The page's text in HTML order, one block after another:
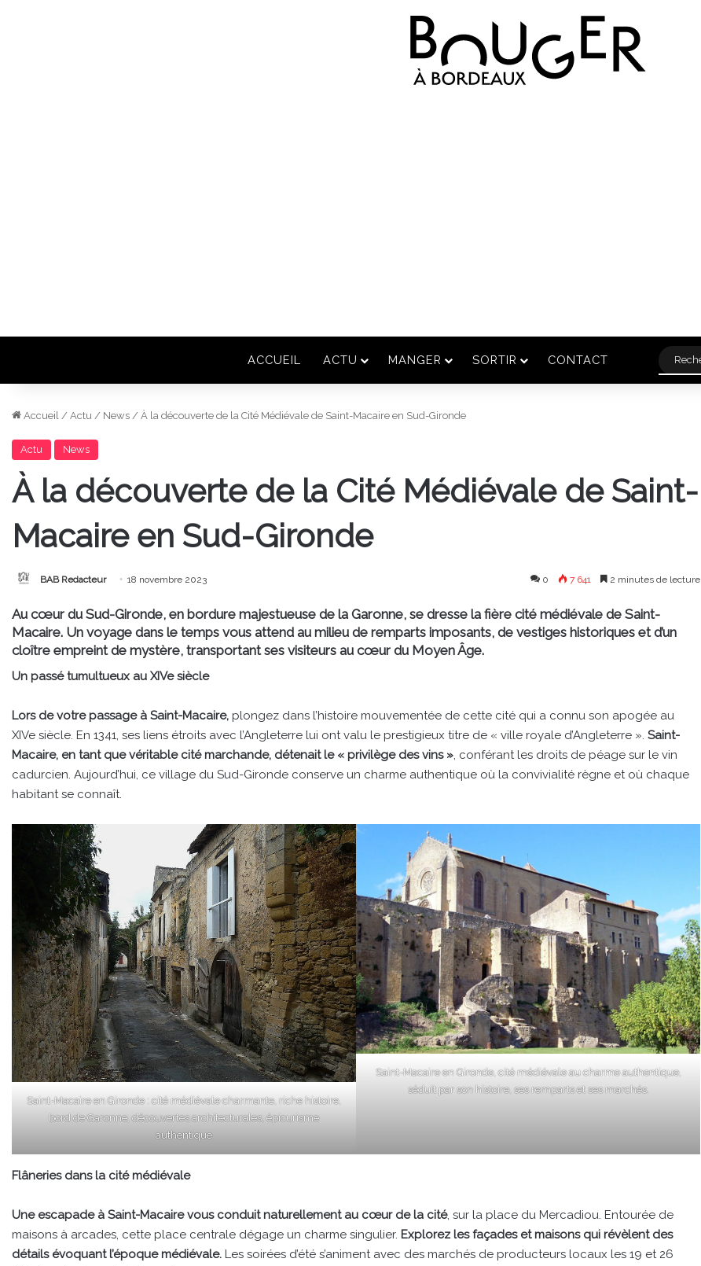
ACCUEIL ACTU MANGER SORTIR CONTACT
Accueil / Actu / News / À la découverte de la Cité Médiévale de Saint-Macaire en Sud-Gironde
Actu News
À la découverte de la Cité Médiévale de Saint-
Macaire en Sud-Gironde
BAB Redacteur 18 novembre 2023 0 7 641 2 minutes de lecture
Au cœur du Sud-Gironde, en bordure majestueuse de la Garonne, se dresse la fière cité médiévale de Saint-
Macaire. Un voyage dans le temps vous attend au milieu de remparts imposants, de vestiges historiques et d’un
cloître empreint de mystère, transportant ses visiteurs au cœur du Moyen Âge.
Un passé tumultueux au XIVe siècle
Lors de votre passage à Saint-Macaire, plongez dans l’histoire mouvementée de cette cité qui a connu son apogée au
XIVe siècle. En 1341, ses liens étroits avec l’Angleterre lui ont valu le prestigieux titre de « ville royale d’Angleterre ». Saint-
Macaire, en tant que véritable cité marchande, détenait le « privilège des vins », conférant les droits de péage sur le vin
cadurcien. Aujourd’hui, ce village du Sud-Gironde conserve un charme authentique où la convivialité règne et où chaque
habitant se connaît.
Saint-Macaire en Gironde : cité médiévale charmante, riche histoire,
bord de Garonne, découvertes architecturales, épicurisme
authentique
Saint-Macaire en Gironde, cité médiévale au charme authentique,
séduit par son histoire, ses remparts et ses marchés.
Flâneries dans la cité médiévale
Une escapade à Saint-Macaire vous conduit naturellement au cœur de la cité, sur la place du Mercadiou. Entourée de
maisons à arcades, cette place centrale dégage un charme singulier. Explorez les façades et maisons qui révèlent des
détails évoquant l’époque médiévale. Les soirées d’été s’animent avec des marchés de producteurs locaux les 19 et 26